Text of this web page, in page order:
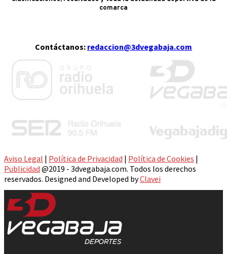
comarca
Contáctanos: redaccion@3dvegabaja.com
Aviso Legal | Política de Privacidad | Política de Cookies |
Publicidad @2019 - 3dvegabaja.com. Todos los derechos
reservados. Designed and Developed byClavei